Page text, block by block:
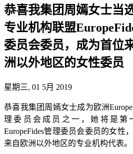
恭喜我集团周嫣女士当
专业机构联盟
委员会委员，成为首位
洲以外地区的女性委员
星期三, 01 5月 2019
恭喜我集团周嫣女士成为欧洲
理委员会成员之一，她将是第
EuropeFides管理委员会委员的女性
来自欧洲以外地区的专业机构代表。